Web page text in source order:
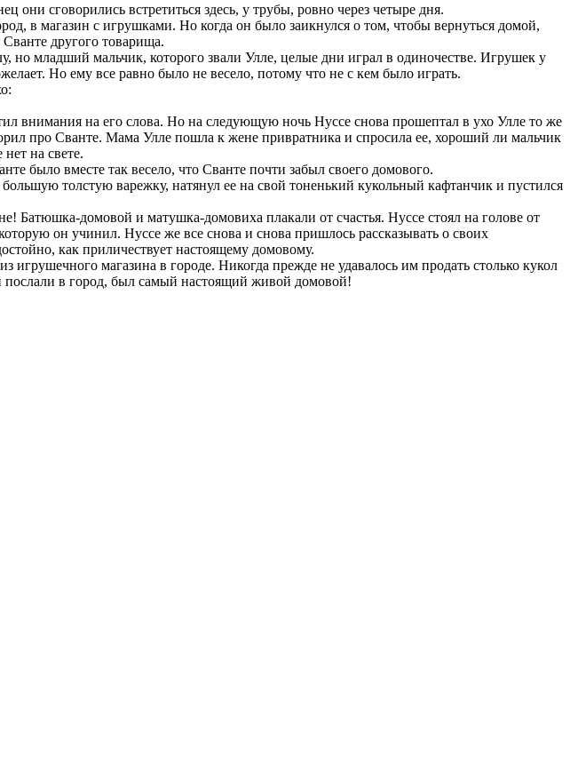
они сговорились встретиться здесь, у трубы, ровно через четыре дня.
в магазин с игрушками. Но когда он было заикнулся о том, чтобы вернуться домой,
Сванте другого товарища.
но младший мальчик, которого звали Улле, целые дни играл в одиночестве. Игрушек у
Но ему все равно было не весело, потому что не с кем было играть.
внимания на его слова. Но на следующую ночь Нуссе снова прошептал в ухо Улле то же
про Сванте. Мама Улле пошла к жене привратника и спросила ее, хороший ли мальчик
на свете.
было вместе так весело, что Сванте почти забыл своего домового.
толстую варежку, натянул ее на свой тоненький кукольный кафтанчик и пустился
Батюшка-домовой и матушка-домовиха плакали от счастья. Нуссе стоял на голове от
он учинил. Нуссе же все снова и снова пришлось рассказывать о своих
как приличествует настоящему домовому.
магазина в городе. Никогда прежде не удавалось им продать столько кукол
послали в город, был самый настоящий живой домовой!